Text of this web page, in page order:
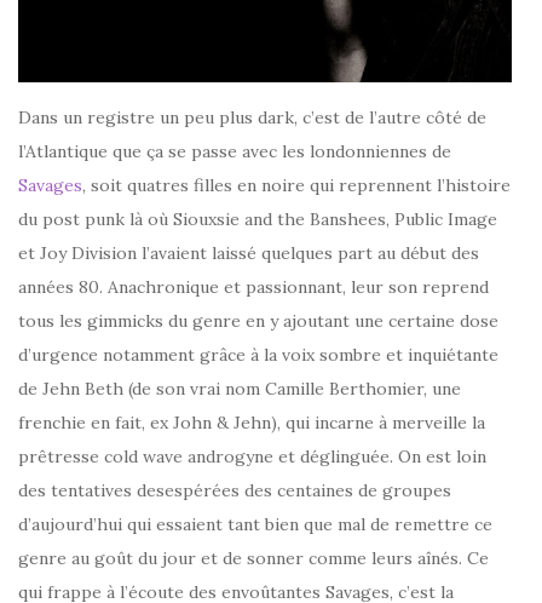
Dans un registre un peu plus dark, c’est de l’autre côté de
l’Atlantique que ça se passe avec les londonniennes de
Savages, soit quatres filles en noire qui reprennent l’histoire
du post punk là où Siouxsie and the Banshees, Public Image
et Joy Division l’avaient laissé quelques part au début des
années 80. Anachronique et passionnant, leur son reprend
tous les gimmicks du genre en y ajoutant une certaine dose
d’urgence notamment grâce à la voix sombre et inquiétante
de Jehn Beth (de son vrai nom Camille Berthomier, une
frenchie en fait, ex John & Jehn), qui incarne à merveille la
prêtresse cold wave androgyne et déglinguée. On est loin
des tentatives desespérées des centaines de groupes
d’aujourd’hui qui essaient tant bien que mal de remettre ce
genre au goût du jour et de sonner comme leurs aînés. Ce
qui frappe à l’écoute des envoûtantes Savages, c’est la